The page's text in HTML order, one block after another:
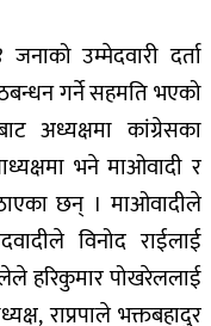
उम्मेदवारी दर्ता
गर्ने सहमति भएको
अध्यक्षमा कांग्रेसका
भने माओवादी र
छन् । माओवादीले
विनोद राईलाई
हरिकुमार पोखरेललाई
राप्रपाले भक्तबहादुर